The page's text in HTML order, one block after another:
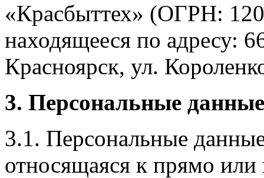
«Красбыттех» (ОГРН:
находящееся по адресу:
Красноярск, ул.
3. Персональные
3.1. Персональные
относящаяся к прямо